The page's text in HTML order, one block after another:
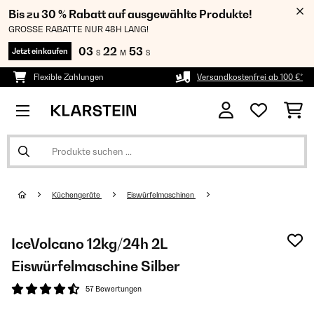
Bis zu 30 % Rabatt auf ausgewählte Produkte!
GROSSE RABATTE NUR 48H LANG!
Jetzt einkaufen 03 S 22 M 53 S
Flexible Zahlungen Versandkostenfrei ab 100 €*
Küchengeräte Eiswürfelmaschinen
IceVolcano 12kg/24h 2L
Eiswürfelmaschine Silber
57 Bewertungen